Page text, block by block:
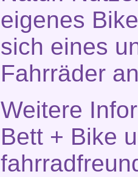
eigenes
sich eines
Fahrräder
Weitere
Bett + Bike